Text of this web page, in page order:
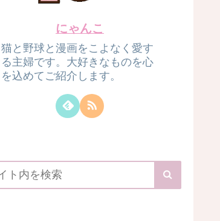
にゃんこ
猫と野球と漫画をこよなく愛す
る主婦です。大好きなものを心
を込めてご紹介します。